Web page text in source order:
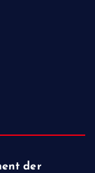
der